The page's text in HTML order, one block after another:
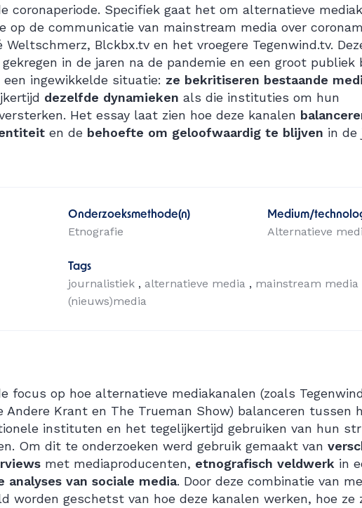
coronaperiode. Specifiek gaat het om alternatieve
op de communicatie van mainstream media over
Weltschmerz, Blckbx.tv en het vroegere Tegenwind.tv.
gekregen in de jaren na de pandemie en een groot publiek
ingewikkelde situatie: ze bekritiseren bestaande
dezelfde dynamieken als die instituties om hun
Het essay laat zien hoe deze kanalen
en de behoefte om geloofwaardig te blijven in de
Onderzoeksmethode(n)
Etnografie
Medium/
Alternatieve
Tags
journalistiek alternatieve media mainstream media
(nieuws)media
focus op hoe alternatieve mediakanalen (zoals
Andere Krant en The Trueman Show) balanceren tussen
instituten en het tegelijkertijd gebruiken van hun
Om dit te onderzoeken werd gebruik gemaakt van
met mediaproducenten, etnografisch veldwerk in
analyses van sociale media. Door deze combinatie van
worden geschetst van hoe deze kanalen werken, hoe ze